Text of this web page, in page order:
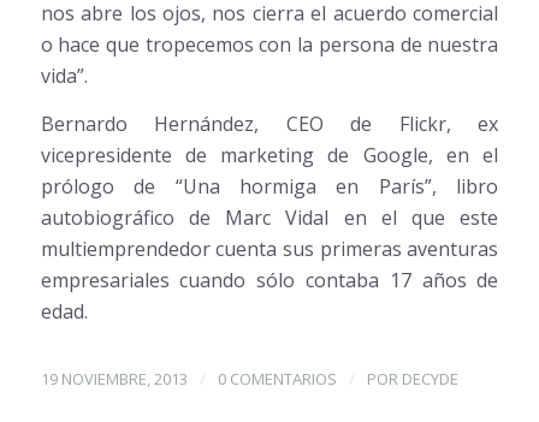
nos abre los ojos, nos cierra el acuerdo comercial
o hace que tropecemos con la persona de nuestra
vida”.
Bernardo Hernández, CEO de Flickr, ex
vicepresidente de marketing de Google, en el
prólogo de “Una hormiga en París”, libro
autobiográfico de Marc Vidal en el que este
multiemprendedor cuenta sus primeras aventuras
empresariales cuando sólo contaba 17 años de
edad.
19 NOVIEMBRE, 2013 / 0 COMENTARIOS / POR DECYDE